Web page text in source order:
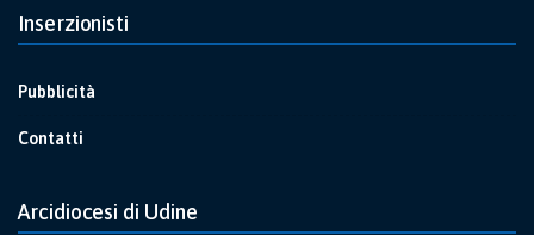
Inserzionisti
Pubblicità
Contatti
Arcidiocesi di Udine